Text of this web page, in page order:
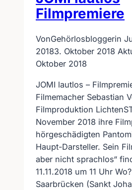
Filmpremiere
VonGehörlosbloggerin
20183. Oktober 2018
Oktober 2018
JOMI lautlos –
Filmemacher Sebastian
Filmproduktion
November 2018 ihre
hörgeschädigten
Haupt-Darsteller. Sein
aber nicht sprachlos“
11.11.2018 um 11 Uhr
Saarbrücken (Sankt